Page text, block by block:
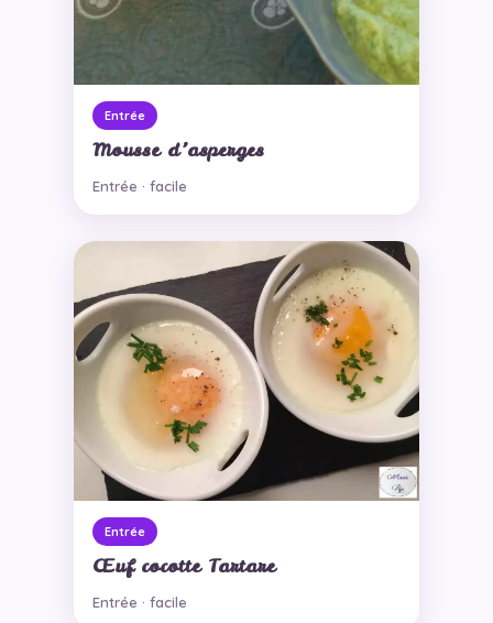
Entrée
Mousse d’asperges
Entrée · facile
Entrée
Œuf cocotte Tartare
Entrée · facile